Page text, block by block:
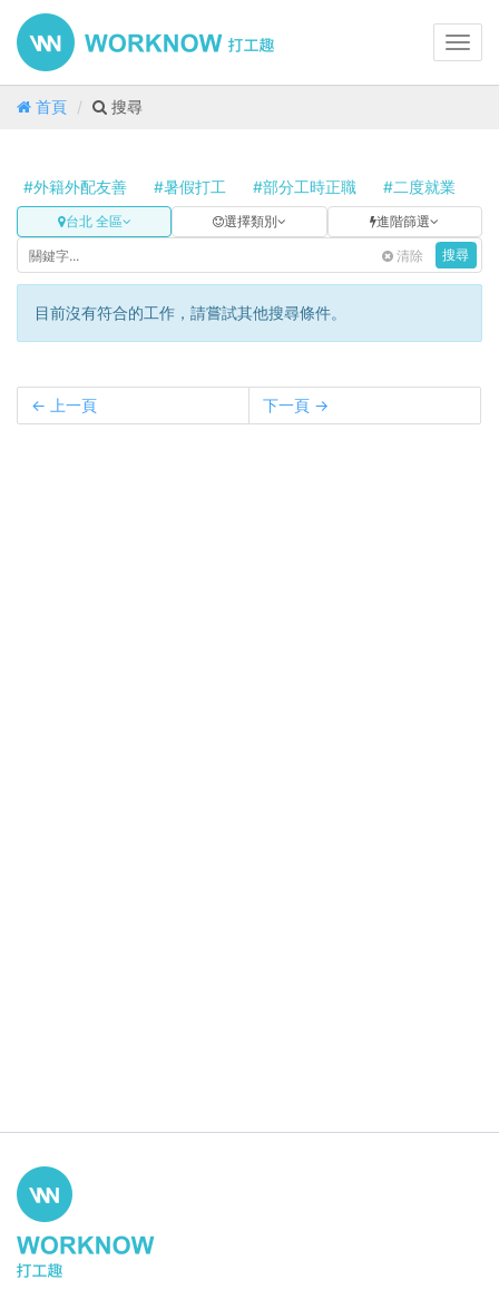
首頁 搜尋
#外籍外配友善 #暑假打工 #部分工時正職 #二度就業
台北 全區 選擇類別 進階篩選
清除 搜尋
目前沒有符合的工作，請嘗試其他搜尋條件。
← 上一頁 下一頁 →